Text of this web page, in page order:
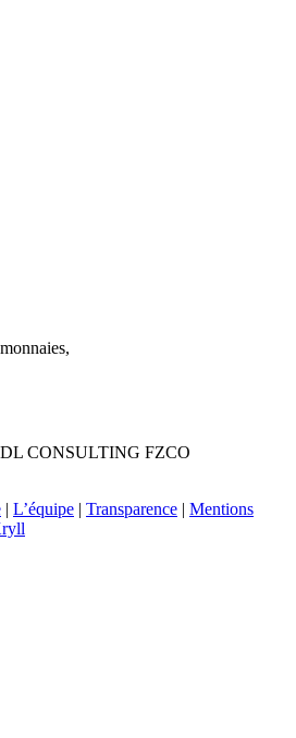
CONSULTING FZCO
| L’équipe | Transparence | Mentions